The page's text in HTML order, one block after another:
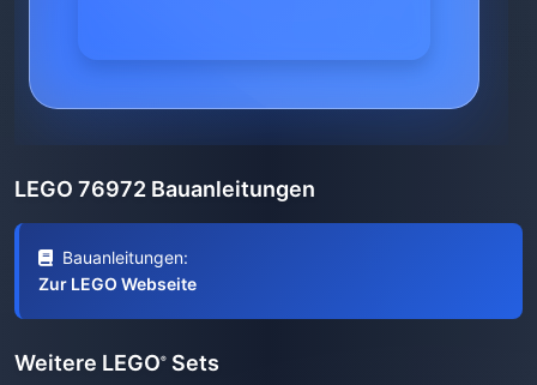
LEGO 76972 Bauanleitungen
Bauanleitungen:
Zur LEGO Webseite
Weitere LEGO® Sets